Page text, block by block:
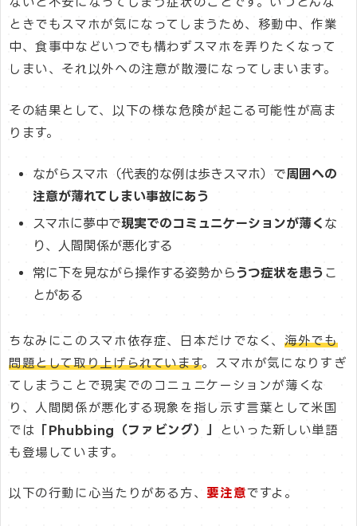
ときでもスマホが気になってしまうため、移動中、作業
中、食事中などいつでも構わずスマホを弄りたくなって
しまい、それ以外への注意が散漫になってしまいます。
その結果として、以下の様な危険が起こる可能性が高ま
ります。
ながらスマホ（代表的な例は歩きスマホ）で周囲への
注意が薄れてしまい事故にあう
スマホに夢中で現実でのコミュニケーションが薄く な
り、人間関係が悪化する
常に下を見ながら操作する姿勢から うつ症状を患う こ
とがある
ちなみにこのスマホ依存症、日本だけでなく、海外でも
問題として取り上げられています。スマホが気になりすぎ
てしまうことで現実でのコニュニケーションが薄くな
り、人間関係が悪化する現象を指し示す言葉として米国
では
「Phubbing（ファビング）」
といった新しい単語
も登場しています。
以下の行動に心当たりがある方、 要注意ですよ。